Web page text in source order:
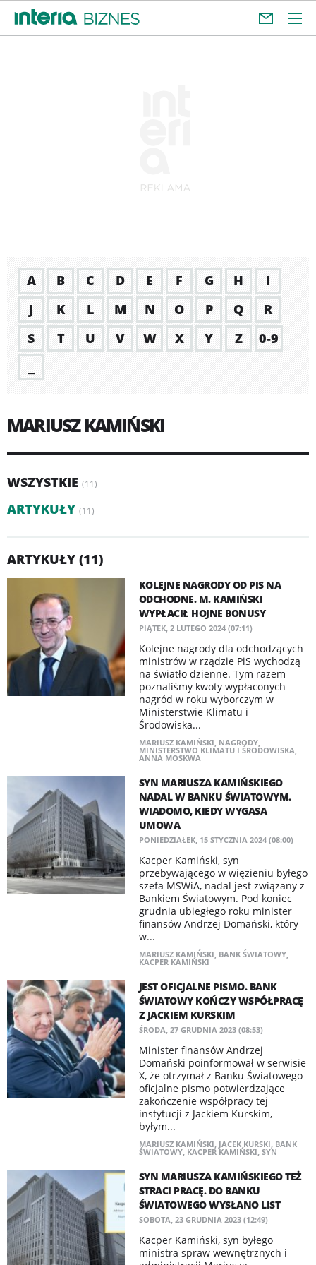
A B C D E F G H
I
J
K L M N O P Q
R
S
T U V W X Y Z
0-9
MARIUSZ KAMIŃSKI
WSZYSTKIE (11)
ARTYKUŁY (11)
ARTYKUŁY (11)
KOLEJNE NAGRODY OD PIS NA
ODCHODNE. M. KAMIŃSKI
WYPŁACIŁ HOJNE BONUSY
PIĄTEK, 2 LUTEGO 2024 (07:11)
Kolejne nagrody dla odchodzących
ministrów w rządzie PiS wychodzą
na światło dzienne. Tym razem
poznaliśmy kwoty wypłaconych
nagród w roku wyborczym w
Ministerstwie Klimatu i
Środowiska...
MARIUSZ KAMIŃSKI, NAGRODY,
MINISTERSTWO KLIMATU I ŚRODOWISKA,
ANNA MOSKWA
SYN MARIUSZA KAMIŃSKIEGO
NADAL W BANKU ŚWIATOWYM.
WIADOMO, KIEDY WYGASA
UMOWA
PONIEDZIAŁEK, 15 STYCZNIA 2024 (08:00)
Kacper Kamiński, syn
przebywającego w więzieniu byłego
szefa MSWiA, nadal jest związany z
Bankiem Światowym. Pod koniec
grudnia ubiegłego roku minister
finansów Andrzej Domański, który
w...
MARIUSZ KAMIŃSKI, BANK ŚWIATOWY,
KACPER KAMIŃSKI
JEST OFICJALNE PISMO. BANK
ŚWIATOWY KOŃCZY WSPÓŁPRACĘ
Z JACKIEM KURSKIM
ŚRODA, 27 GRUDNIA 2023 (08:53)
Minister finansów Andrzej
Domański poinformował w serwisie
X, że otrzymał z Banku Światowego
oficjalne pismo potwierdzające
zakończenie współpracy tej
instytucji z Jackiem Kurskim,
byłym...
MARIUSZ KAMIŃSKI, JACEK KURSKI, BANK
ŚWIATOWY, KACPER KAMIŃSKI, SYN
SYN MARIUSZA KAMIŃSKIEGO TEŻ
STRACI PRACĘ. DO BANKU
ŚWIATOWEGO WYSŁANO LIST
SOBOTA, 23 GRUDNIA 2023 (12:49)
Kacper Kamiński, syn byłego
ministra spraw wewnętrznych i